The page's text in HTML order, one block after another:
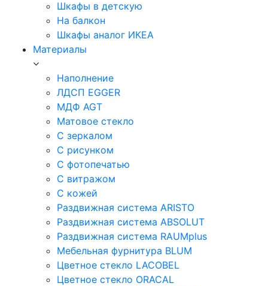
Шкафы в детскую
На балкон
Шкафы аналог ИКЕА
Материалы
Наполнение
ЛДСП EGGER
МДФ AGT
Матовое стекло
С зеркалом
С рисунком
С фотопечатью
С витражом
С кожей
Раздвижная система ARISTO
Раздвижная система ABSOLUT
Раздвижная система RAUMplus
Мебельная фурнитура BLUM
Цветное стекло LACOBEL
Цветное стекло ORACAL